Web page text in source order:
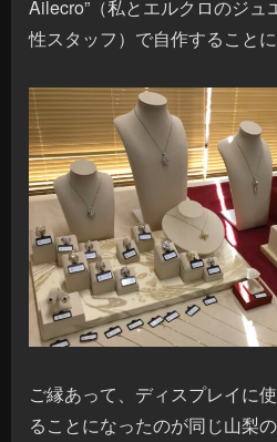
Ailecro”（私とエルクロのジ
性スタッフ）で自作することに
ご縁あって、ディスプレイに
ることになったのが同じ山梨